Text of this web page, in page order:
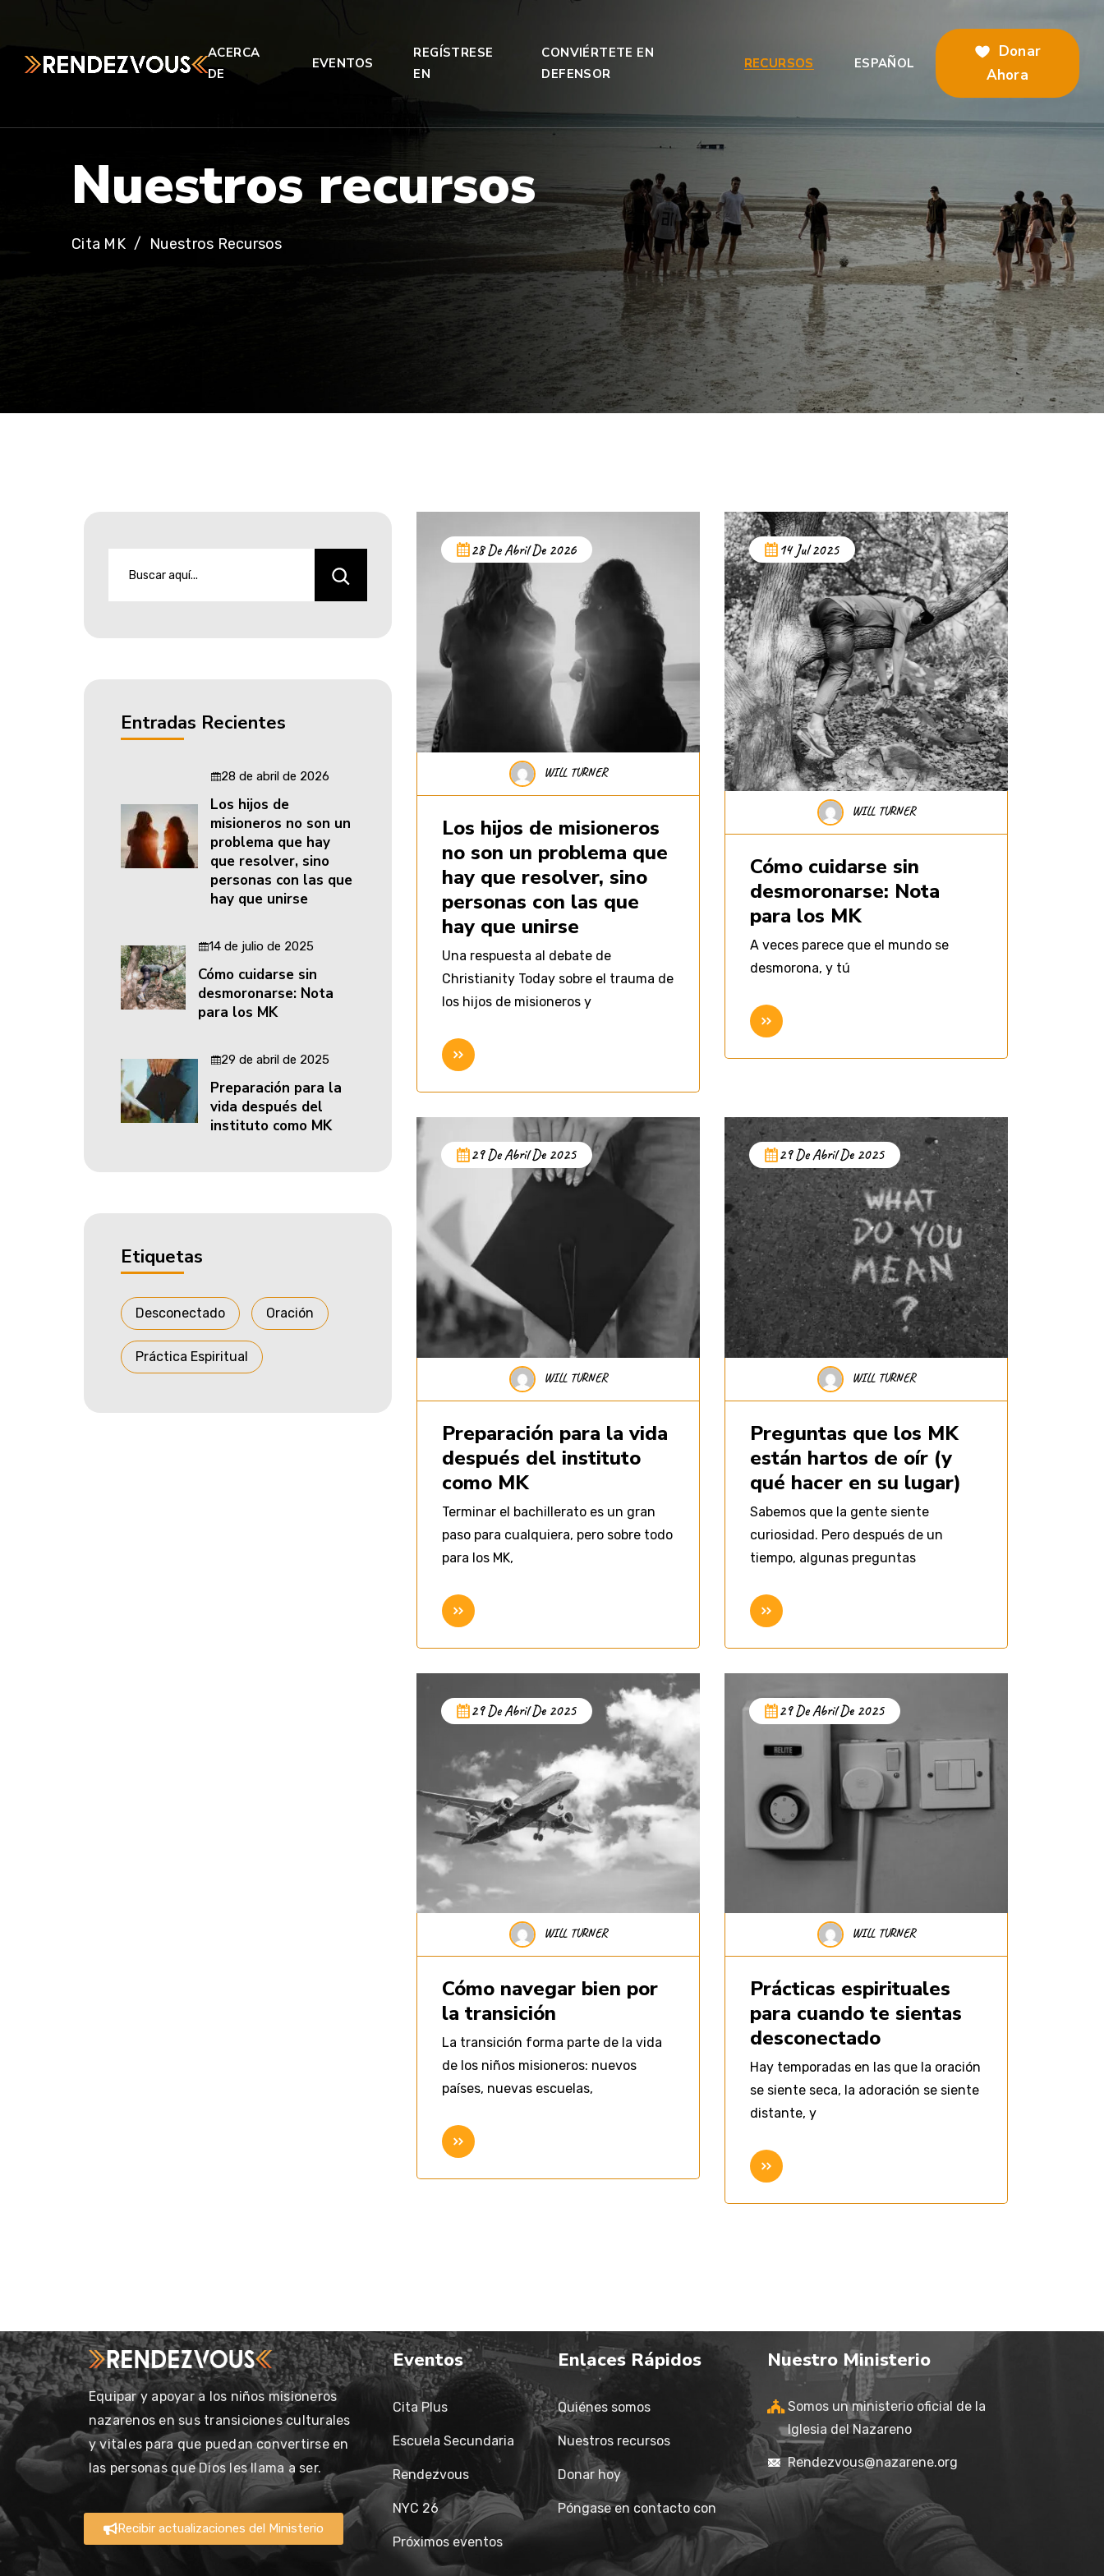
ACERCA
DE
EVENTOS
REGÍSTRESE
EN
CONVIÉRTETE EN
DEFENSOR
RECURSOS ESPAÑOL
Donar
Ahora
Nuestros recursos
Cita MK Nuestros Recursos
Entradas Recientes
28 de abril de 2026
Los hijos de
misioneros no son un
problema que hay
que resolver, sino
personas con las que
hay que unirse
14 de julio de 2025
Cómo cuidarse sin
desmoronarse: Nota
para los MK
29 de abril de 2025
Preparación para la
vida después del
instituto como MK
Etiquetas
Desconectado Oración
Práctica Espiritual
28 De Abril De 2026
WILL TURNER
Los hijos de misioneros
no son un problema que
hay que resolver, sino
personas con las que
hay que unirse
Una respuesta al debate de
Christianity Today sobre el trauma de
los hijos de misioneros y
14 Jul 2025
WILL TURNER
Cómo cuidarse sin
desmoronarse: Nota
para los MK
A veces parece que el mundo se
desmorona, y tú
29 De Abril De 2025
WILL TURNER
Preparación para la vida
después del instituto
como MK
Terminar el bachillerato es un gran
paso para cualquiera, pero sobre todo
para los MK,
29 De Abril De 2025
WILL TURNER
Preguntas que los MK
están hartos de oír (y
qué hacer en su lugar)
Sabemos que la gente siente
curiosidad. Pero después de un
tiempo, algunas preguntas
29 De Abril De 2025
WILL TURNER
Cómo navegar bien por
la transición
La transición forma parte de la vida
de los niños misioneros: nuevos
países, nuevas escuelas,
29 De Abril De 2025
WILL TURNER
Prácticas espirituales
para cuando te sientas
desconectado
Hay temporadas en las que la oración
se siente seca, la adoración se siente
distante, y
Equipar y apoyar a los niños misioneros
nazarenos en sus transiciones culturales
y vitales para que puedan convertirse en
las personas que Dios les llama a ser.
Recibir actualizaciones del Ministerio
Eventos
Cita Plus
Escuela Secundaria
Rendezvous
NYC 26
Próximos eventos
Enlaces Rápidos
Quiénes somos
Nuestros recursos
Donar hoy
Póngase en contacto con
Nuestro Ministerio
Somos un ministerio oficial de la
Iglesia del Nazareno
Rendezvous@nazarene.org